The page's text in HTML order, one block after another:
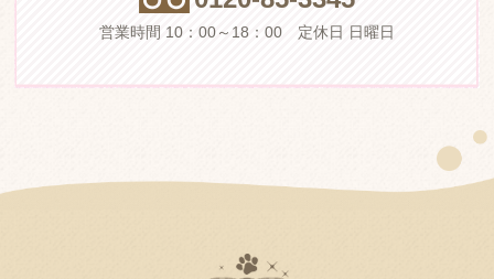
営業時間 10：00～18：00 定休日 日曜日